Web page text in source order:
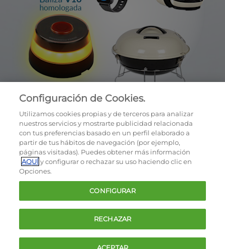
Cookies
Política de privacidad
Términos y condiciones de la oferta
Contacto
FAQ
Configuración de Cookies.
Utilizamos cookies propias y de terceros para analizar
nuestros servicios y mostrarte publicidad relacionada
con tus preferencias basado en un perfil elaborado a
partir de tus hábitos de navegación (por ejemplo,
páginas visitadas). Puedes obtener más información
AQUÍy configurar o rechazar su uso haciendo clic en
Opciones.
CONFIGURAR
RECHAZAR